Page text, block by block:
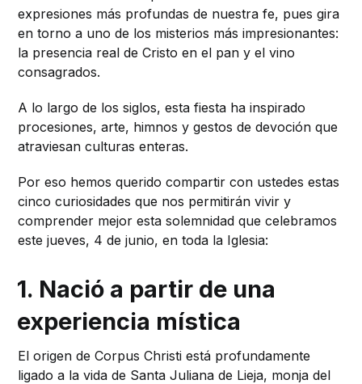
expresiones más profundas de nuestra fe, pues gira
en torno a uno de los misterios más impresionantes:
la presencia real de Cristo en el pan y el vino
consagrados.
A lo largo de los siglos, esta fiesta ha inspirado
procesiones, arte, himnos y gestos de devoción que
atraviesan culturas enteras.
Por eso hemos querido compartir con ustedes estas
cinco curiosidades que nos permitirán vivir y
comprender mejor esta solemnidad que celebramos
este jueves, 4 de junio, en toda la Iglesia:
1. Nació a partir de una
experiencia mística
El origen de Corpus Christi está profundamente
ligado a la vida de Santa Juliana de Lieja, monja del